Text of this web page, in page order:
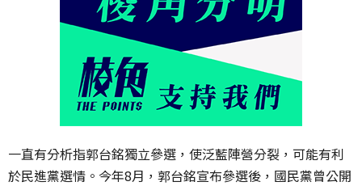
一直有分析指郭台銘獨立參選，使泛藍陣營分裂，可能有利
於民進黨選情。今年8月，郭台銘宣布參選後，國民黨曾公開